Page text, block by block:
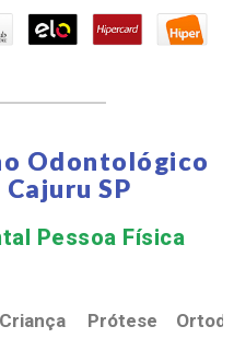
Odontológico
SP
Pessoa Física​
Criança Prótese